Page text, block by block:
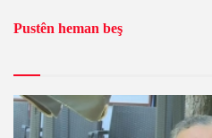
Pustên heman beş